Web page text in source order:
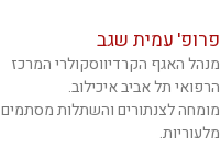
פרופ' עמית שגב
מנהל האגף הקרדיווסקולרי המרכז
הרפואי תל אביב איכילוב.
מומחה לצנתורים והשתלות מסתמים
מלעוריות.